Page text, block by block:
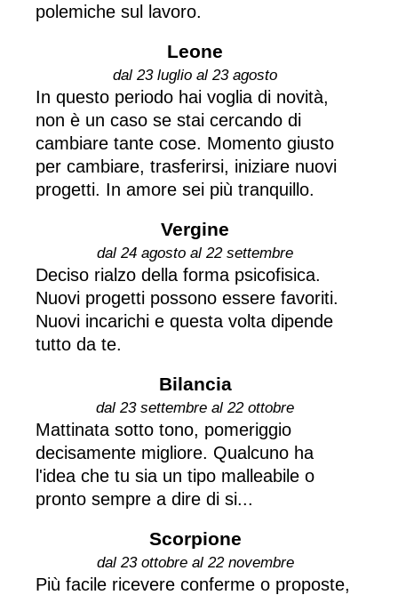
polemiche sul lavoro.
Leone
dal 23 luglio al 23 agosto
In questo periodo hai voglia di novità,
non è un caso se stai cercando di
cambiare tante cose. Momento giusto
per cambiare, trasferirsi, iniziare nuovi
progetti. In amore sei più tranquillo.
Vergine
dal 24 agosto al 22 settembre
Deciso rialzo della forma psicofisica.
Nuovi progetti possono essere favoriti.
Nuovi incarichi e questa volta dipende
tutto da te.
Bilancia
dal 23 settembre al 22 ottobre
Mattinata sotto tono, pomeriggio
decisamente migliore. Qualcuno ha
l'idea che tu sia un tipo malleabile o
pronto sempre a dire di si...
Scorpione
dal 23 ottobre al 22 novembre
Più facile ricevere conferme o proposte,